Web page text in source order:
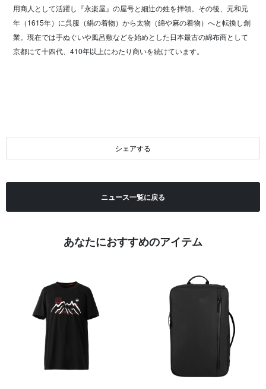
用商人として活躍し『永楽屋』の屋号と細辻の姓を拝領。その後、元和元
年（1615年）に呉服（絹の着物）から太物（綿や麻の着物）へと転換し創
業。現在では手ぬぐいや風呂敷などを始めとした日本最古の綿布商として
京都にて十四代、410年以上にわたり商いを続けています。
シェアする
ニュース一覧に戻る
あなたにおすすめのアイテム